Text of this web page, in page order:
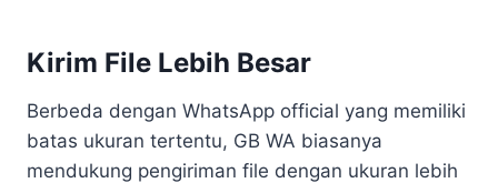
Kirim File Lebih Besar
Berbeda dengan WhatsApp official yang memiliki
batas ukuran tertentu, GB WA biasanya
mendukung pengiriman file dengan ukuran lebih